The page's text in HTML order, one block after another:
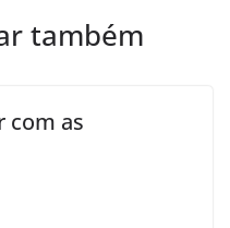
também
com as